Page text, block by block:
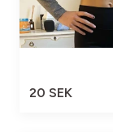
20 SEK